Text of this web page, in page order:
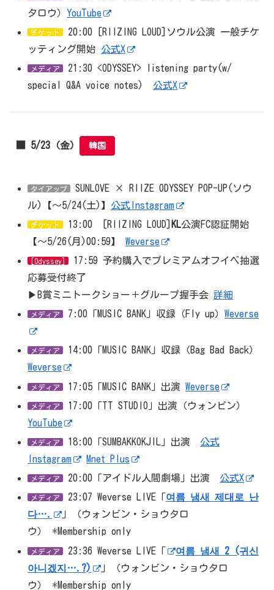
タロウ） YouTube
チケット
20:00 [RIIZING LOUD]ソウル公演 一般チケ
ッティング開始 公式X
メディア
21:30 <ODYSSEY> listening party(w/
special Q&A voice notes) 公式X
■ 5/23（金） 韓国
タイアップ
SUNLOVE × RIIZE ODYSSEY POP-UP(ソウ
ル)【～5/24(土)】 公式Instagram
チケット 13:00 [RIIZING LOUD] KL公演FC認証開始
【〜5/26(月)00:59】Weverse
[Odyssey]
17:59 予約購入でプレミアムオフイベ抽選
応募受付終了
▶︎B賞ミニトークショー＋グループ握手会詳細
メディア 7:00「MUSIC BANK」収録（Fly up）Weverse
メディア
14:00「MUSIC BANK」収録（Bag Bad Back）
Weverse
メディア 17:05「MUSIC BANK」出演Weverse
メディア
17:00「TT STUDIO」出演（ウォンビン）
YouTube
メディア 18:00「SUMBAKKOKJIL」出演 公式
Instagram
Mnet Plus
メディア 20:00「アイドル人間劇場」出演 公式X
メディア 23:07 Weverse LIVE「여름 냄새 제대로 난
다….
」（ウォンビン・ショウタロ
ウ） *Membership only
メディア 23:36 Weverse LIVE「
여름 냄새 2 (귀신
아니겠지….?)
」（ウォンビン・ショウタロ
ウ） *Membership only